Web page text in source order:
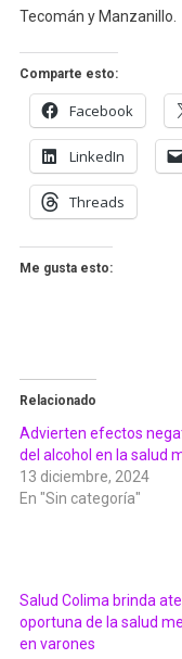
Tecomán y Manzanillo.
Comparte esto:
Facebook
LinkedIn
Threads
Me gusta esto:
Relacionado
Advierten efectos
del alcohol en la salud
13 diciembre, 2024
En "Sin categoría"
Salud Colima brinda
oportuna de la salud
en varones